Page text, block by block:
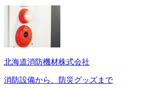
北海道消防機材株式会社
消防設備から、防災グッズまで